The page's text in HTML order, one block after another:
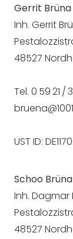
Gerrit Brüna
Inh. Gerrit
48527
Tel. 0 59 21 /
UST ID:
Schoo Brüna
Inh. Dagmar
48527